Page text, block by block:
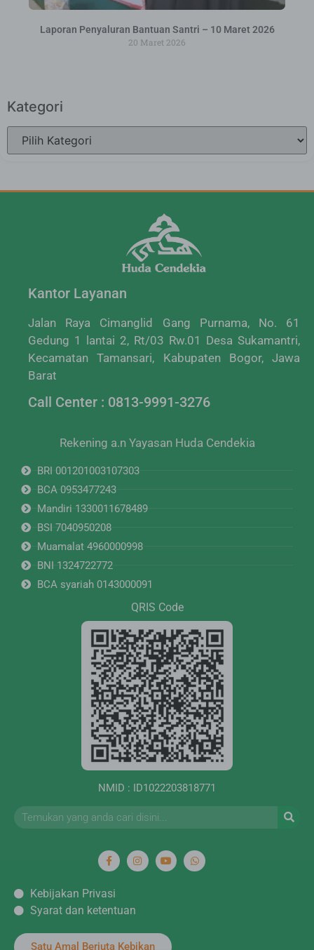
Laporan Penyaluran Bantuan Santri – 10 Maret 2026
20 Maret 2026
Kategori
Kantor Layanan
Jalan Raya Cimanglid Gang Purnama, No. 61
Gedung 1 lantai 2, Rt/03 Rw.01 Desa Sukamantri,
Kecamatan Tamansari, Kabupaten Bogor, Jawa
Barat
Call Center : 0813-9991-3276
Rekening a.n Yayasan Huda Cendekia
BRI 001201003107303
BCA 0953477243
Mandiri 1330011678489
BSI 7040950208
Muamalat 4960000998
BNI 1324722772
BCA syariah 0143000091
QRIS Code
NMID : ID1022203818771
Kebijakan Privasi
Syarat dan ketentuan
Satu Amal Berjuta Kebikan